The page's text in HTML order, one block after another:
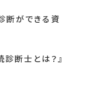
断ができる資
断士とは？』